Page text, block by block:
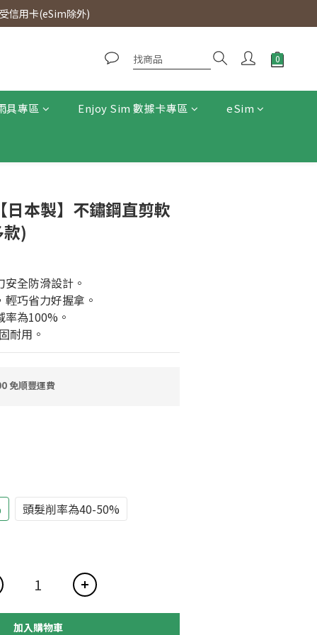
免運費。
信用卡(eSim除外)
具專區 Enjoy Sim 數據卡專區 eSim
本製】不鏽鋼直剪軟
)
全防滑設計。
巧省力好握拿。
為100%。
耐用。
免順豐運費
頭髮削率為40-50%
加入購物車